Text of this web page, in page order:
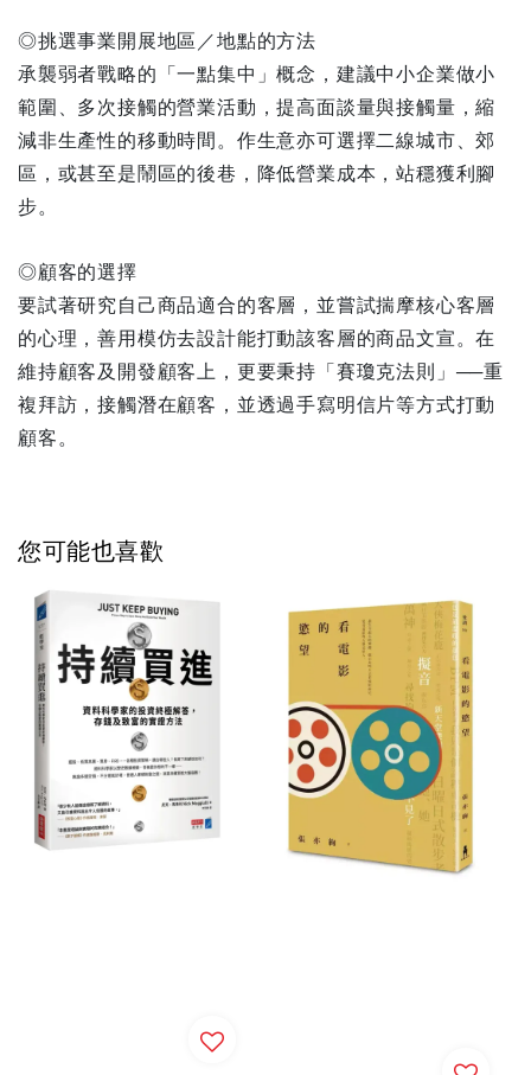
◎挑選事業開展地區／地點的方法
承襲弱者戰略的「一點集中」概念，建議中小企業做小
範圍、多次接觸的營業活動，提高面談量與接觸量，縮
減非生產性的移動時間。作生意亦可選擇二線城市、郊
區，或甚至是鬧區的後巷，降低營業成本，站穩獲利腳
步。
◎顧客的選擇
要試著研究自己商品適合的客層，並嘗試揣摩核心客層
的心理，善用模仿去設計能打動該客層的商品文宣。在
維持顧客及開發顧客上，更要秉持「賽瓊克法則」──重
複拜訪，接觸潛在顧客，並透過手寫明信片等方式打動
顧客。
您可能也喜歡